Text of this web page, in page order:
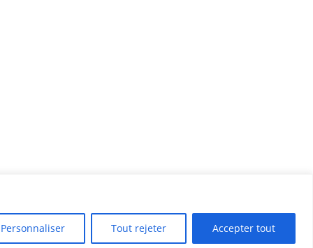
Personnaliser Tout rejeter Accepter tout